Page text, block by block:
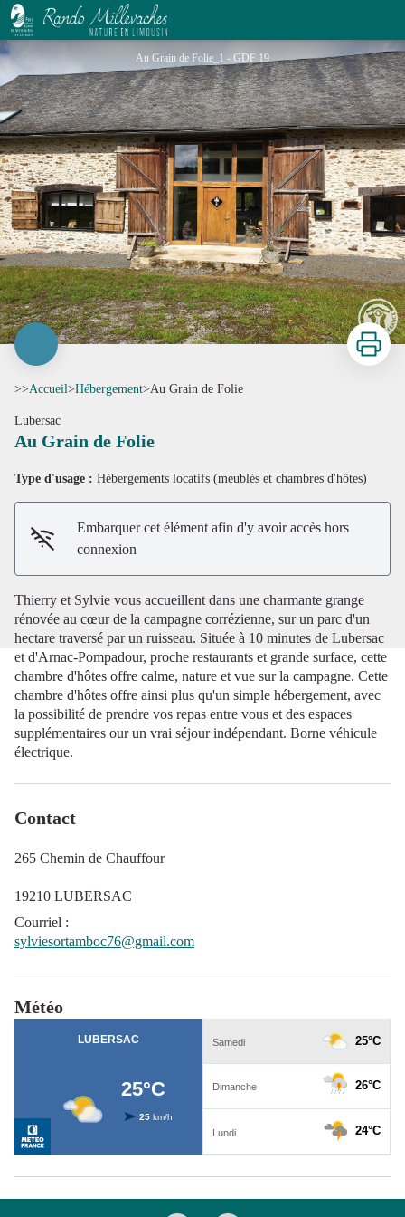
Au Grain de Folie
Au Grain de Folie_1 - GDF 19
Voir l'image en plein écran
Imprimer
>>Accueil>Hébergement>Au Grain de Folie
Lubersac
Au Grain de Folie
Type d'usage : Hébergements locatifs (meublés et chambres d'hôtes)
Embarquer cet élément afin d'y avoir accès hors
connexion
Thierry et Sylvie vous accueillent dans une charmante grange
rénovée au cœur de la campagne corrézienne, sur un parc d'un
hectare traversé par un ruisseau. Située à 10 minutes de Lubersac
et d'Arnac-Pompadour, proche restaurants et grande surface, cette
chambre d'hôtes offre calme, nature et vue sur la campagne. Cette
chambre d'hôtes offre ainsi plus qu'un simple hébergement, avec
la possibilité de prendre vos repas entre vous et des espaces
supplémentaires our un vrai séjour indépendant. Borne véhicule
électrique.
Contact
265 Chemin de Chauffour
19210 LUBERSAC
Courriel :
sylviesortamboc76@gmail.com
Météo